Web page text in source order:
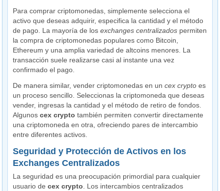
Para comprar criptomonedas, simplemente selecciona el
activo que deseas adquirir, especifica la cantidad y el método
de pago. La mayoría de losexchanges centralizados permiten
la compra de criptomonedas populares como Bitcoin,
Ethereum y una amplia variedad de altcoins menores. La
transacción suele realizarse casi al instante una vez
confirmado el pago.
De manera similar, vender criptomonedas en uncex crypto es
un proceso sencillo. Seleccionas la criptomoneda que deseas
vender, ingresas la cantidad y el método de retiro de fondos.
Algunoscex crypto también permiten convertir directamente
una criptomoneda en otra, ofreciendo pares de intercambio
entre diferentes activos.
Seguridad y Protección de Activos en los
Exchanges Centralizados
La seguridad es una preocupación primordial para cualquier
usuario decex crypto. Los intercambios centralizados